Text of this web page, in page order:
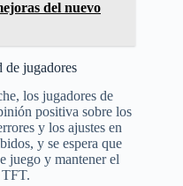
del nuevo
de jugadores
los jugadores de
positiva sobre los
y los ajustes en
y se espera que
juego y mantener el